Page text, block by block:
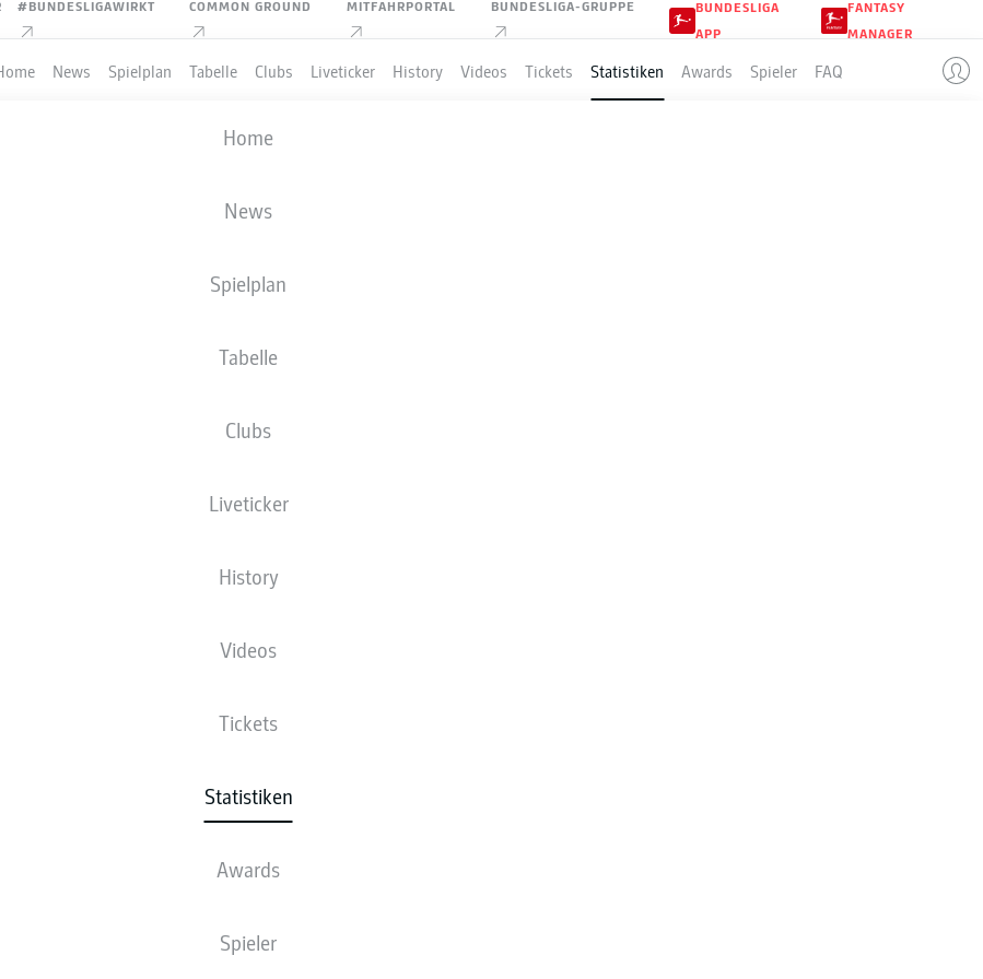
#BUNDESLIGAWIRKT COMMON GROUND MITFAHRPORTAL BUNDESLIGA-GRUPPE
BUNDESLIGA
APP
FANTASY
MANAGER
News Spielplan Tabelle Clubs Liveticker History Videos Tickets Statistiken Awards Spieler FAQ
Home
News
Spielplan
Tabelle
Clubs
Liveticker
History
Videos
Tickets
Statistiken
Awards
Spieler
STATISTIKEN 2020-2021